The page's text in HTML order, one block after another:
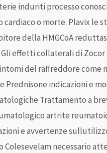
induriti processo
cardiaco o morte. Plavix le
della HMGCoA
Gli effetti collaterali di
del raffreddore come
Prednisone indicazioni e
Trattamento a
artrite
e avvertenze
Colesevelam necessario